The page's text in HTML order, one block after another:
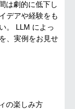
は劇的に低下し
デアや経験をも
。 LLM によっ
、実例をお見せ
の楽しみ方